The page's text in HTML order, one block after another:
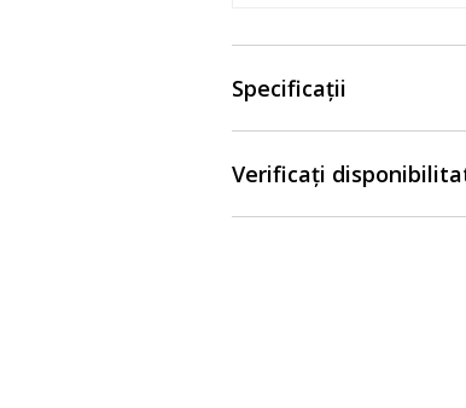
Specificații
Verificați